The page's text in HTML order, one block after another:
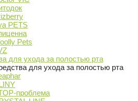
PETS
Pets
для ухода за полостью рта
для ухода за полостью рта
проблема